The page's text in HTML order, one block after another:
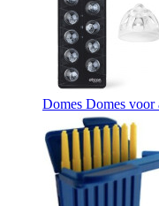
Domes Domes voor